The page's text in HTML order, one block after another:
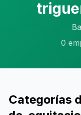
0
Categorías